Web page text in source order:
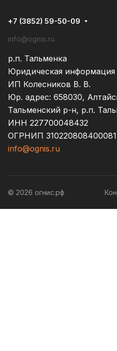
+7 (3852) 59-50-09
info@ognis.ru
р.п. Тальменка
Юридическая информация
ИП Колесников В. В.
Юр. адрес: 658030,
Тальменский р-н, р.п.
ИНН 227700048432
ОГРНИП 310220808400081
info@ognis.ru
© 2026 огнис.рф